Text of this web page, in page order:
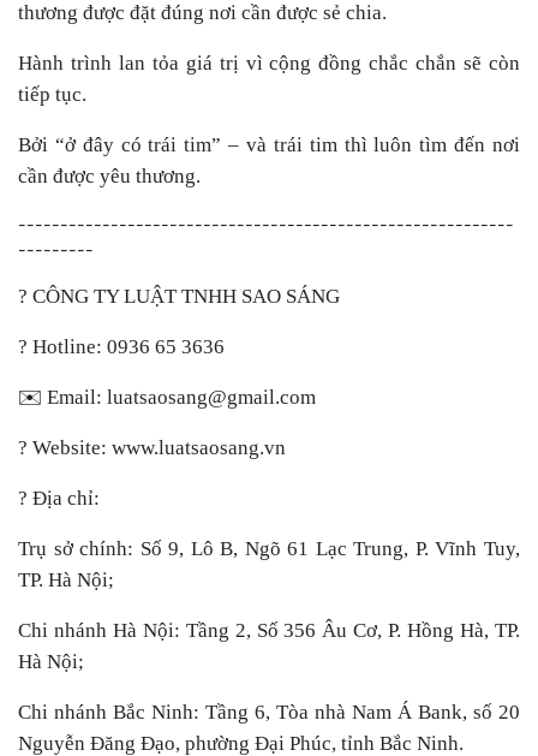
thương được đặt đúng nơi cần được sẻ chia.
Hành trình lan tỏa giá trị vì cộng đồng chắc chắn sẽ còn
tiếp tục.
Bởi “ở đây có trái tim” – và trái tim thì luôn tìm đến nơi
cần được yêu thương.
-----------------------------------------------------------
---------
? CÔNG TY LUẬT TNHH SAO SÁNG
? Hotline: 0936 65 3636
✉️ Email: luatsaosang@gmail.com
? Website: www.luatsaosang.vn
? Địa chỉ:
Trụ sở chính: Số 9, Lô B, Ngõ 61 Lạc Trung, P. Vĩnh Tuy,
TP. Hà Nội;
Chi nhánh Hà Nội: Tầng 2, Số 356 Âu Cơ, P. Hồng Hà, TP.
Hà Nội;
Chi nhánh Bắc Ninh: Tầng 6, Tòa nhà Nam Á Bank, số 20
Nguyễn Đăng Đạo, phường Đại Phúc, tỉnh Bắc Ninh.